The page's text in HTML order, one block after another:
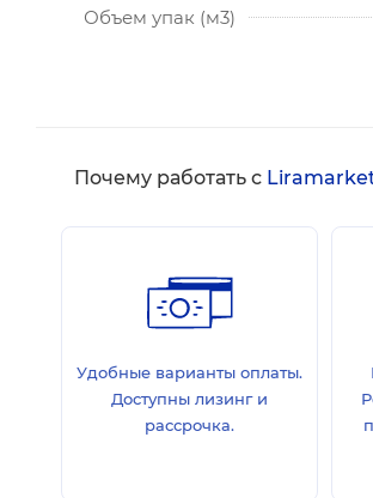
Объем упак (м3)
Почему работать с
Удобные варианты оплаты.
Доступны лизинг и
рассрочка.